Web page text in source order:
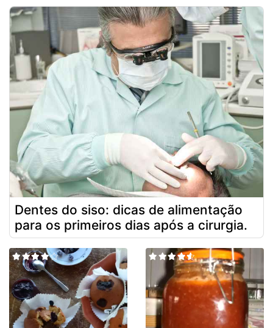
Dentes do siso: dicas de alimentação
para os primeiros dias após a cirurgia.